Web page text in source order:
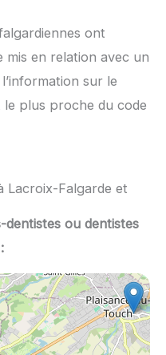
ont
mis en relation avec un
sur le
plus proche du code
Lacroix-Falgarde et
ou dentistes